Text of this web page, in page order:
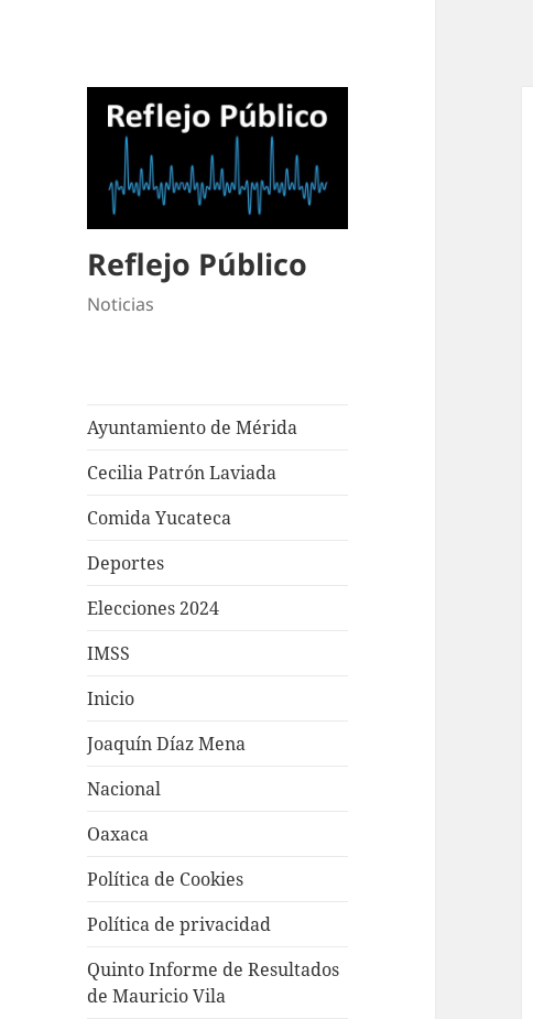
Reflejo Público
Noticias
Ayuntamiento de Mérida
Cecilia Patrón Laviada
Comida Yucateca
Deportes
Elecciones 2024
IMSS
Inicio
Joaquín Díaz Mena
Nacional
Oaxaca
Política de Cookies
Política de privacidad
Quinto Informe de Resultados
de Mauricio Vila